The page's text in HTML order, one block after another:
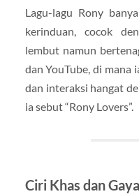
Lagu-lagu Rony
kerinduan, cocok
lembut namun
dan YouTube, di mana
dan interaksi hangat
ia sebut “Rony Lovers”.
Ciri Khas dan